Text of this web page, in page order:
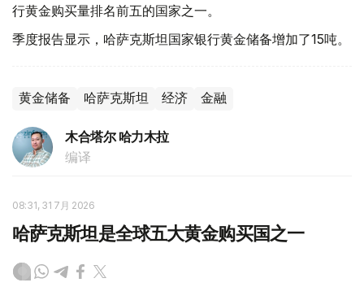
行黄金购买量排名前五的国家之一。
季度报告显示，哈萨克斯坦国家银行黄金储备增加了15吨。
黄金储备 哈萨克斯坦 经济 金融
木合塔尔 哈力木拉
编译
08:31, 31 7月 2026
哈萨克斯坦是全球五大黄金购买国之一